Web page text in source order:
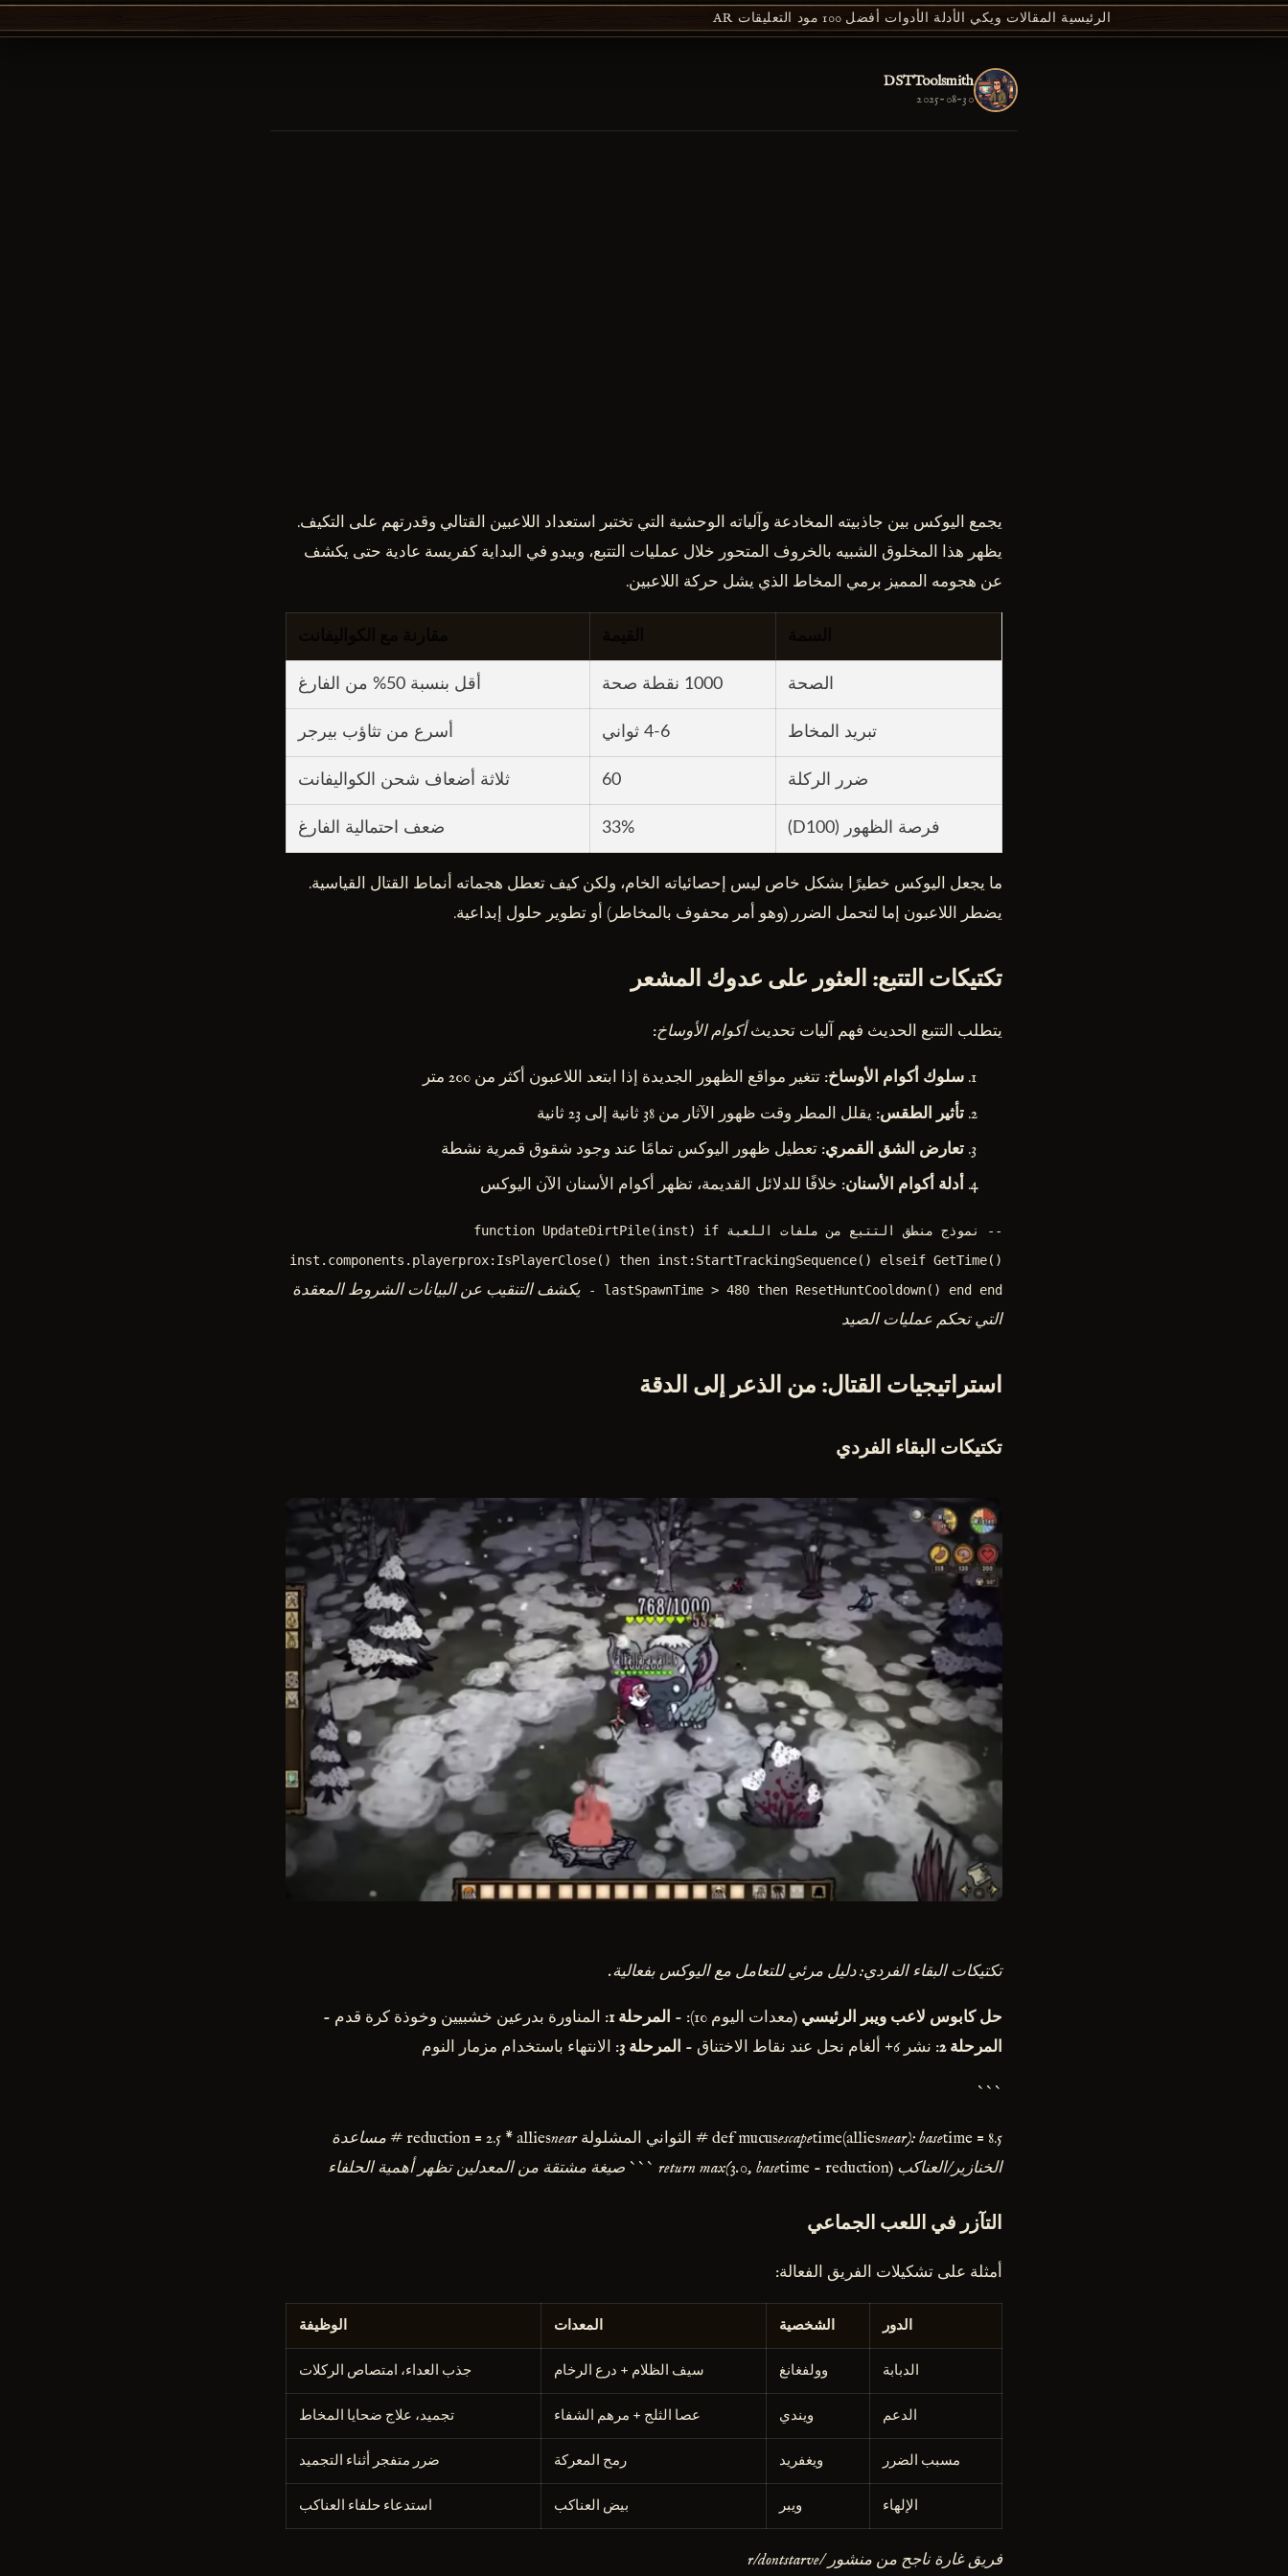
الرئيسية المقالات ويكي الأدلة الأدوات أفضل 100 مود التعليقات AR
DSTToolsmith
2025-08-30
يجمع اليوكس بين جاذبيته المخادعة وآلياته الوحشية التي تختبر استعداد اللاعبين القتالي وقدرتهم على التكيف.
يظهر هذا المخلوق الشبيه بالخروف المتحور خلال عمليات التتبع، ويبدو في البداية كفريسة عادية حتى يكشف
عن هجومه المميز برمي المخاط الذي يشل حركة اللاعبين.
الصحة 1000 نقطة صحة أقل بنسبة 50% من الفارغ
تبريد المخاط 4-6 ثواني أسرع من تثاؤب بيرجر
ضرر الركلة 60 ثلاثة أضعاف شحن الكواليفانت
فرصة الظهور (D100) 33% ضعف احتمالية الفارغ
ما يجعل اليوكس خطيرًا بشكل خاص ليس إحصائياته الخام، ولكن كيف تعطل هجماته أنماط القتال القياسية.
يضطر اللاعبون إما لتحمل الضرر (وهو أمر محفوف بالمخاطر) أو تطوير حلول إبداعية.
تكتيكات التتبع: العثور على عدوك المشعر
يتطلب التتبع الحديث فهم آليات تحديثأكوام الأوساخ:
سلوك أكوام الأوساخ: تتغير مواقع الظهور الجديدة إذا ابتعد اللاعبون أكثر من 200 متر
تأثير الطقس: يقلل المطر وقت ظهور الآثار من 38 ثانية إلى 23 ثانية
تعارض الشق القمري: تعطيل ظهور اليوكس تمامًا عند وجود شقوق قمرية نشطة
أدلة أكوام الأسنان: خلافًا للدلائل القديمة، تظهر أكوام الأسنان الآن اليوكس
-- نموذج منطق التتبع من ملفات اللعبة function UpdateDirtPile(inst) if
inst.components.playerprox:IsPlayerClose() then inst:StartTrackingSequence() elseif GetTime()
- lastSpawnTime > 480 then ResetHuntCooldown() end end
يكشف التنقيب عن البيانات الشروط المعقدة
التي تحكم عمليات الصيد
استراتيجيات القتال: من الذعر إلى الدقة
تكتيكات البقاء الفردي
تكتيكات البقاء الفردي: دليل مرئي للتعامل مع اليوكس بفعالية.
حل كابوس لاعب ويبر الرئيسي (معدات اليوم 10): - المرحلة 1 : المناورة بدرعين خشبيين وخوذة كرة قدم -
المرحلة 2 : نشر 6+ ألغام نحل عند نقاط الاختناق - المرحلة 3 : الانتهاء باستخدام مزمار النوم
```
def mucusescapetime(alliesnear): basetime = 8.5 # الثواني المشلولة reduction = 2.5 * allies
near # مساعدة
الخنازير/العناكب return max(3.0, base time - reduction) ``` صيغة مشتقة من المعدلين تظهر أهمية الحلفاء
التآزر في اللعب الجماعي
أمثلة على تشكيلات الفريق الفعالة:
الدور الشخصية المعدات الوظيفة
الدبابة وولفغانغ سيف الظلام + درع الرخام جذب العداء، امتصاص الركلات
الدعم ويندي عصا الثلج + مرهم الشفاء تجميد، علاج ضحايا المخاط
مسبب الضرر ويغفريد رمح المعركة ضرر متفجر أثناء التجميد
الإلهاء ويبر بيض العناكب استدعاء حلفاء العناكب
فريق غارة ناجح من منشور /r/dontstarve